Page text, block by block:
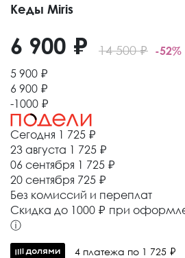
Кеды Miris
14 500 ₽ -52%
6 900 ₽
5 900 ₽
6 900 ₽
-1000 ₽
Сегодня 1 725 ₽
23 августа 1 725 ₽
06 сентября 1 725 ₽
20 сентября 725 ₽
Без комиссий и переплат
Cкидка до 1000 ₽ при
ⓘ
4 платежа по 1 725 ₽